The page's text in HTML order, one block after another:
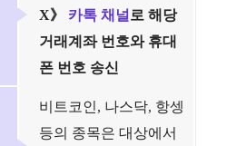
X》 카톡 채널 로 해당
거래계좌 번호와 휴대
폰 번호 송신
비트코인, 나스닥, 항셍
등의 종목은 대상에서